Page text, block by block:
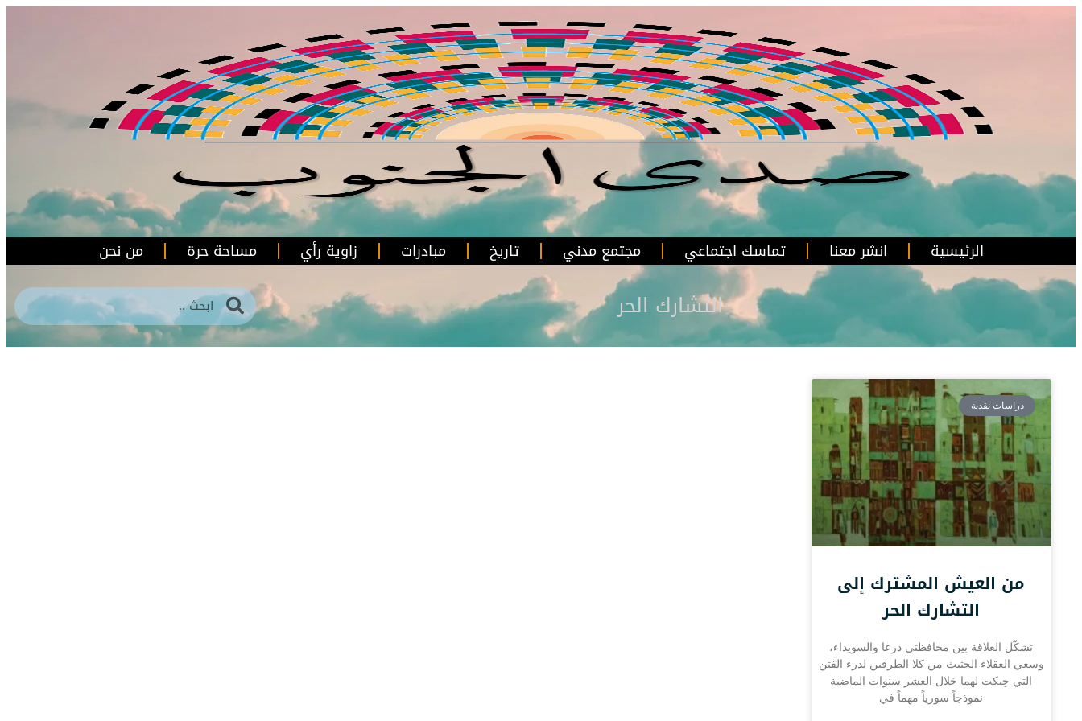
الرئيسية انشر معنا تماسك اجتماعي مجتمع مدني تاريخ مبادرات زاوية رأي مساحة حرة من نحن
التشارك الحر
دراسات نقدية
من العيش المشترك إلى
التشارك الحر
تشكّل العلاقة بين محافظتي درعا والسويداء،
وسعي العقلاء الحثيث من كلا الطرفين لدرء الفتن
التي حِيكت لهما خلال العشر سنوات الماضية
نموذجاً سورياً مهماً في